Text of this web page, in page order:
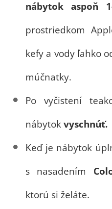
nábytok aspoň
prostriedkom
kefy a vody ľahko
múčnatky.
Po vyčistení
nábytok vyschnúť.
Keď je nábytok
s nasadením
ktorú si želáte.